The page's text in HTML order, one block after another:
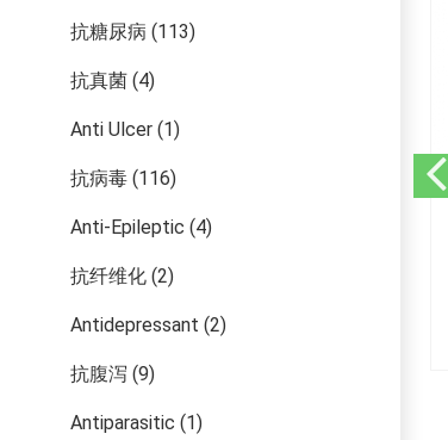
抗糖尿病 (113)
抗真菌 (4)
Anti Ulcer (1)
抗病毒 (116)
Anti-Epileptic (4)
抗纤维化 (2)
Antidepressant (2)
抗腹泻 (9)
Antiparasitic (1)
Apnat 60毫克
Natco制药有限公司